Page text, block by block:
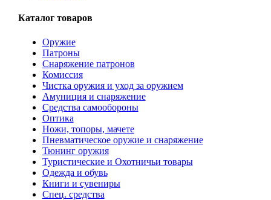
Каталог товаров
Оружие
Патроны
Снаряжение патронов
Комиссия
Чистка оружия и уход за оружием
Амуниция и снаряжение
Средства самообороны
Оптика
Ножи, топоры, мачете
Пневматическое оружие и снаряжение
Тюнинг оружия
Туристические и Охотничьи товары
Одежда и обувь
Книги и сувениры
Спец. средства